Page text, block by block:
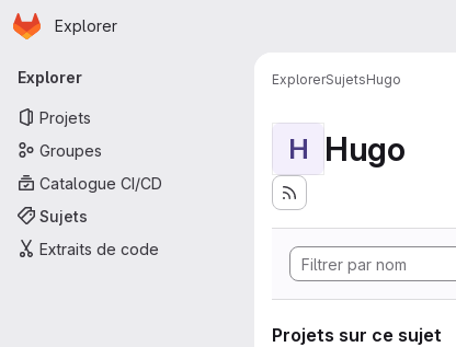
Passer au contenu principal
Page d'accueil
Explorer
Navigation principale
Explorer
Projets
Groupes
Catalogue CI/CD
Sujets
Extraits de code
ExplorerSujetsHugo
H Hugo
Projets sur ce sujet